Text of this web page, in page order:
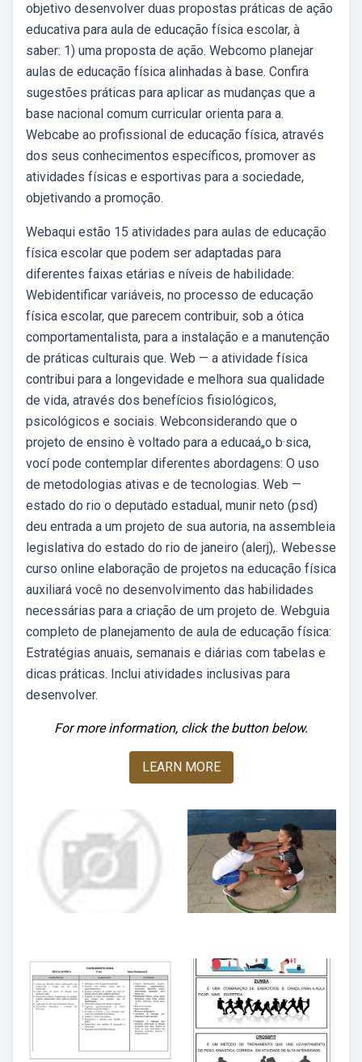
objetivo desenvolver duas propostas práticas de ação
educativa para aula de educação física escolar, à
saber: 1) uma proposta de ação. Webcomo planejar
aulas de educação física alinhadas à base. Confira
sugestões práticas para aplicar as mudanças que a
base nacional comum curricular orienta para a.
Webcabe ao profissional de educação física, através
dos seus conhecimentos específicos, promover as
atividades físicas e esportivas para a sociedade,
objetivando a promoção.
Webaqui estão 15 atividades para aulas de educação
física escolar que podem ser adaptadas para
diferentes faixas etárias e níveis de habilidade:
Webidentificar variáveis, no processo de educação
física escolar, que parecem contribuir, sob a ótica
comportamentalista, para a instalação e a manutenção
de práticas culturais que. Web — a atividade física
contribui para a longevidade e melhora sua qualidade
de vida, através dos benefícios fisiológicos,
psicológicos e sociais. Webconsiderando que o
projeto de ensino è voltado para a educaá„o b·sica,
vocí pode contemplar diferentes abordagens: O uso
de metodologias ativas e de tecnologias. Web —
estado do rio o deputado estadual, munir neto (psd)
deu entrada a um projeto de sua autoria, na assembleia
legislativa do estado do rio de janeiro (alerj),. Webesse
curso online elaboração de projetos na educação física
auxiliará você no desenvolvimento das habilidades
necessárias para a criação de um projeto de. Webguia
completo de planejamento de aula de educação física:
Estratégias anuais, semanais e diárias com tabelas e
dicas práticas. Inclui atividades inclusivas para
desenvolver.
For more information, click the button below.
LEARN MORE